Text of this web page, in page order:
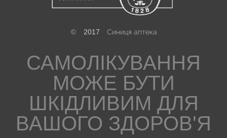
© 2017 Синиця аптека
САМОЛІКУВАННЯ
МОЖЕ БУТИ
ШКІДЛИВИМ ДЛЯ
ВАШОГО ЗДОРОВ'Я